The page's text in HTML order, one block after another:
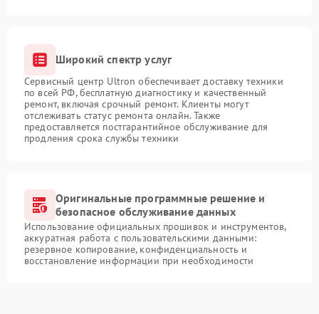
Широкий спектр услуг
Сервисный центр Ultron обеспечивает доставку техники
по всей РФ, бесплатную диагностику и качественный
ремонт, включая срочный ремонт. Клиенты могут
отслеживать статус ремонта онлайн. Также
предоставляется постгарантийное обслуживание для
продления срока службы техники
Оригинальные программные решение и
безопасное обслуживание данных
Использование официальных прошивок и инструментов,
аккуратная работа с пользовательскими данными:
резервное копирование, конфиденциальность и
восстановление информации при необходимости